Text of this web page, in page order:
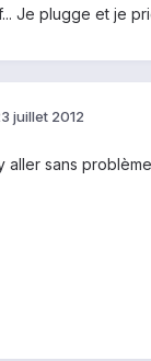
Je plugge et je
juillet 2012
aller sans